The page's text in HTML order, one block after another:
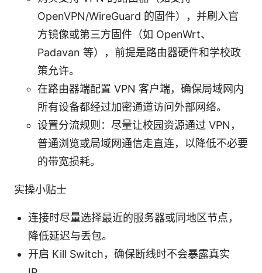
OpenVPN/WireGuard 的固件），并刷入官
方镜像或第三方固件（如 OpenWrt、
Padavan 等），前提是路由器硬件和学校政
策允许。
在路由器端配置 VPN 客户端，确保局域网内
所有设备都经过加密通道访问外部网络。
设置分流规则：尽量让校园资源通过 VPN，
普通浏览或局域网通信走直连，以降低不必要
的带宽损耗。
实操小贴士
连接时尽量选择最近的服务器或同地区节点，
降低延迟与丢包。
开启 Kill Switch，确保断线时不会暴露真实